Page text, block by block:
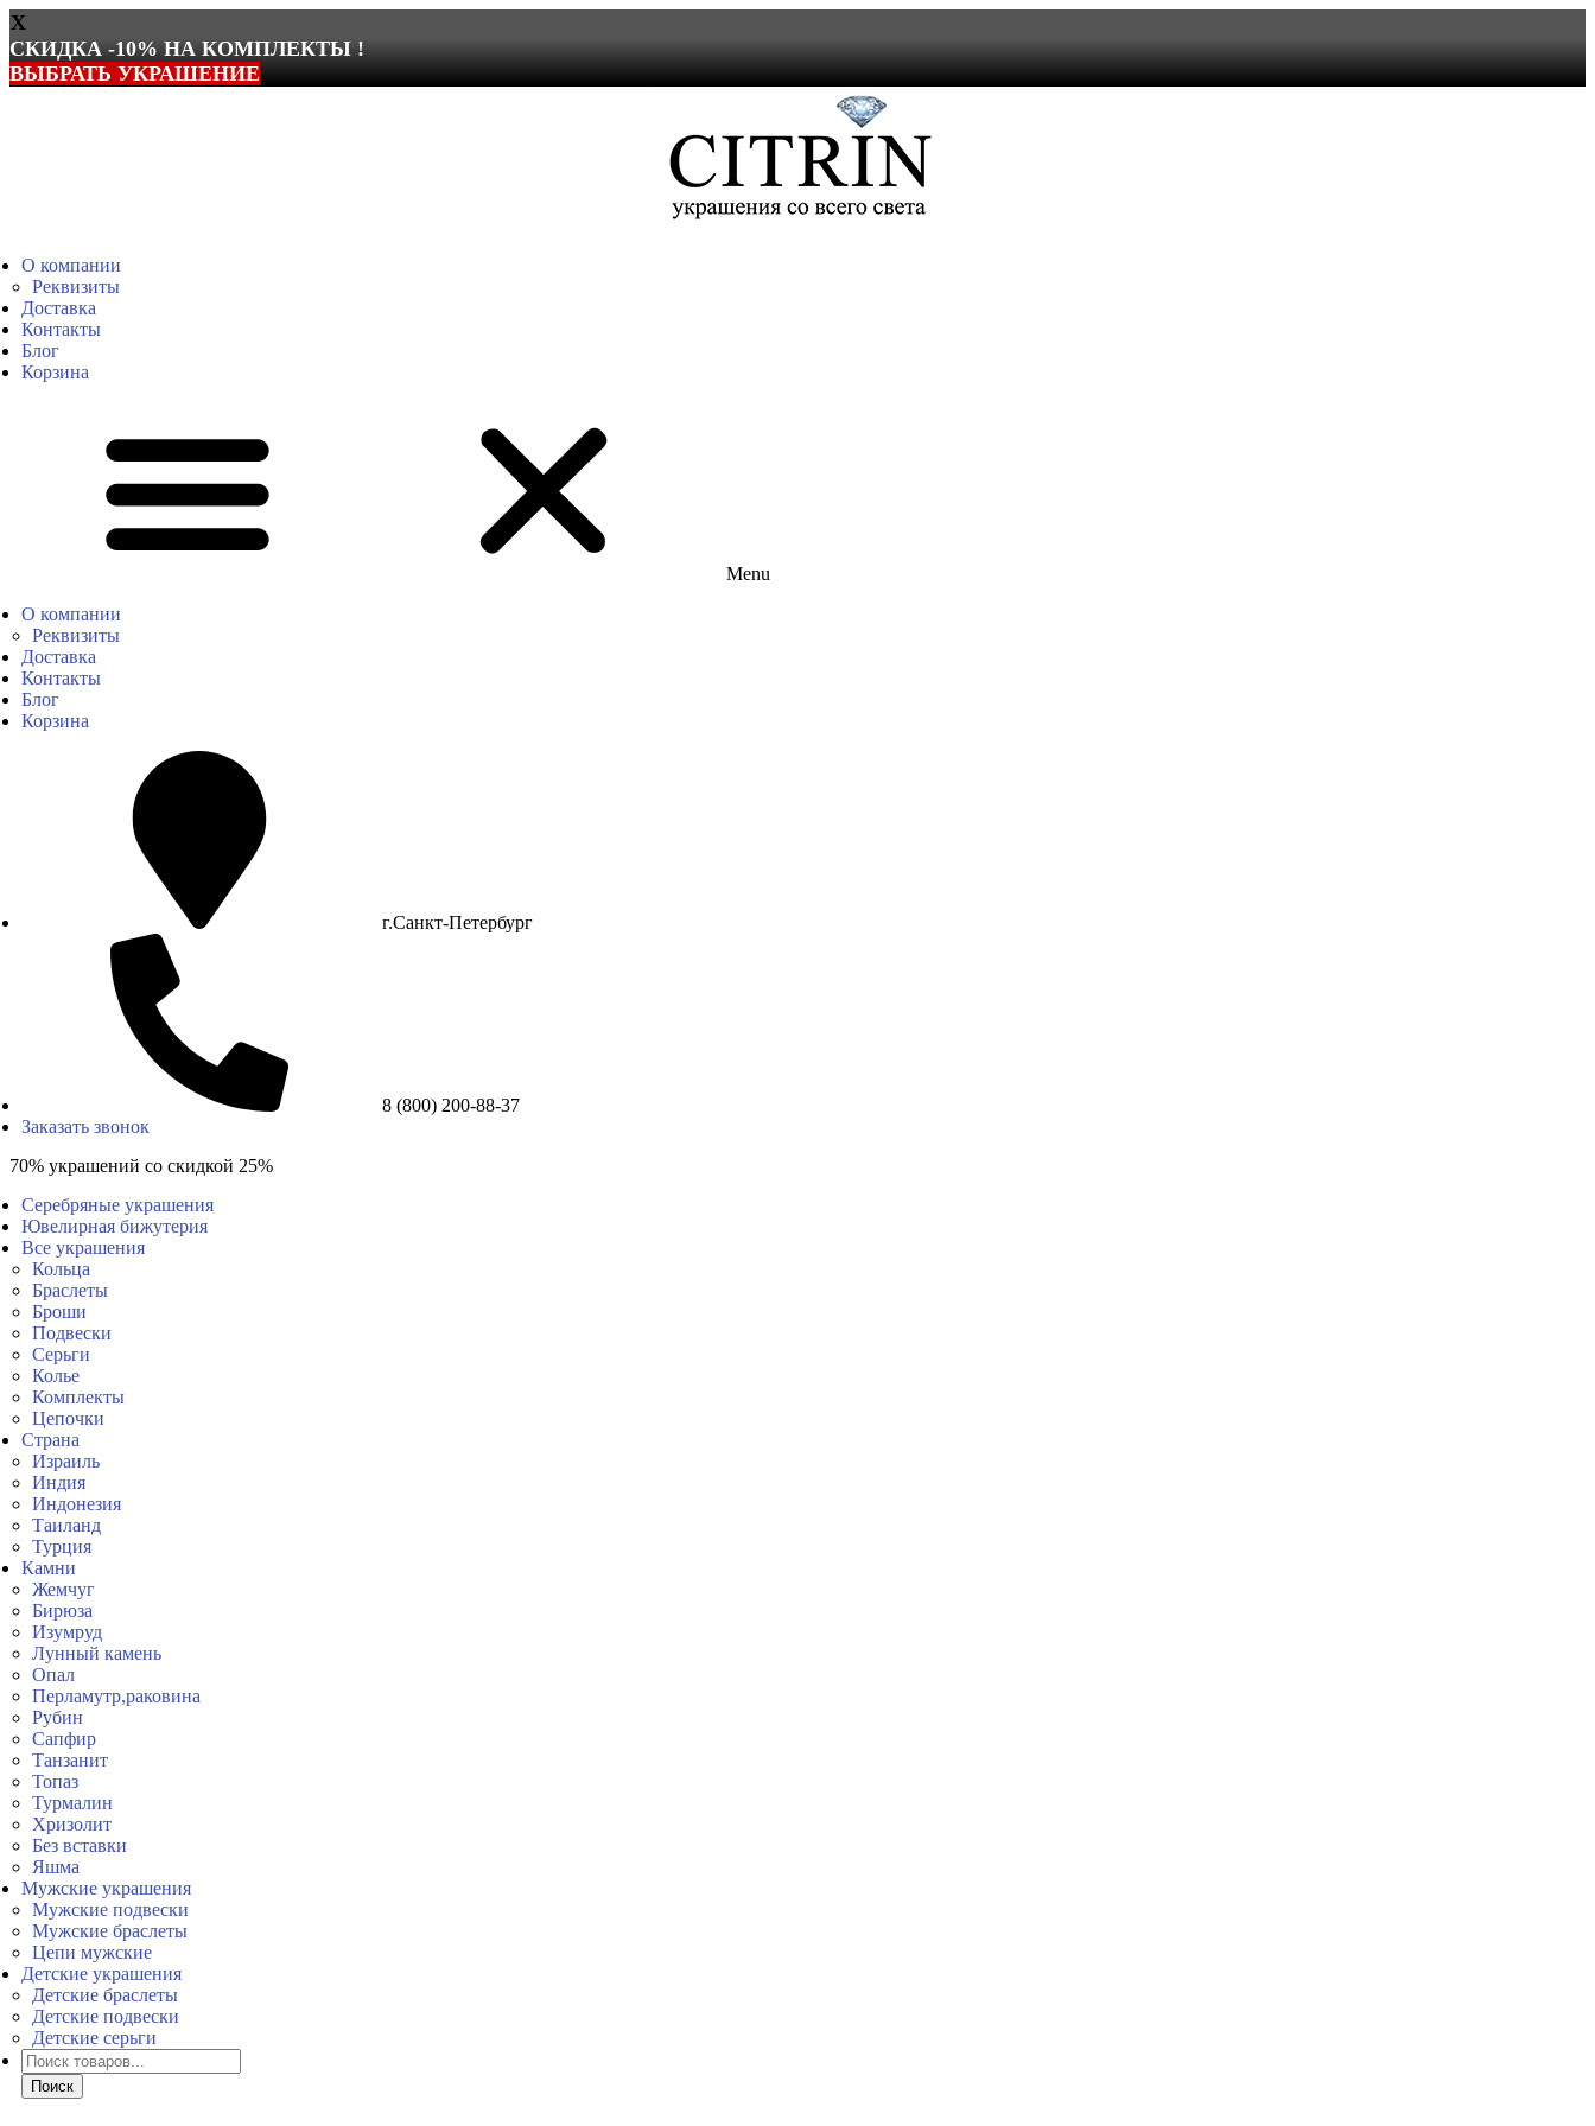
X
СКИДКА -10% НА КОМПЛЕКТЫ !
ВЫБРАТЬ УКРАШЕНИЕ
О компании
Реквизиты
Доставка
Контакты
Блог
Корзина
Menu
О компании
Реквизиты
Доставка
Контакты
Блог
Корзина
г.Санкт-Петербург
8 (800) 200-88-37
Заказать звонок
70% украшений со скидкой 25%
Серебряные украшения
Ювелирная бижутерия
Все украшения
Кольца
Браслеты
Броши
Подвески
Серьги
Колье
Комплекты
Цепочки
Страна
Израиль
Индия
Индонезия
Таиланд
Турция
Камни
Жемчуг
Бирюза
Изумруд
Лунный камень
Опал
Перламутр,раковина
Рубин
Сапфир
Танзанит
Топаз
Турмалин
Хризолит
Без вставки
Яшма
Мужские украшения
Мужские подвески
Мужские браслеты
Цепи мужские
Детские украшения
Детские браслеты
Детские подвески
Детские серьги
Поиск
товаров
Поиск